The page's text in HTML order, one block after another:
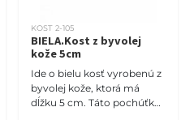
KOST 2-105
BIELA.Kost z byvolej
kože 5cm
Ide o bielu kosť vyrobenú z
byvolej kože, ktorá má
dĺžku 5 cm. Táto pochúťka